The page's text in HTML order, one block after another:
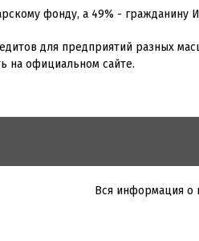
фонду, а 49% - гражданину
для предприятий разных
на официальном сайте.
Вся информация о